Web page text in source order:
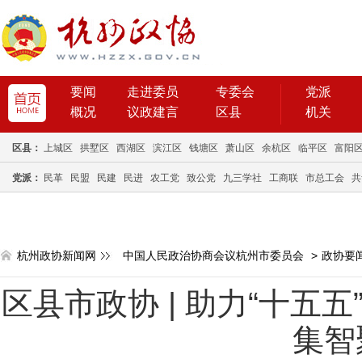
要闻 走进委员
专委会
概况
议政建言 区县
党派
机关
区县： 上城区 拱墅区 西湖区 滨江区 钱塘区 萧山区 余杭区 临平区 富阳
党派： 民革 民盟 民建 民进 农工党 致公党 九三学社 工商联 市总工会
杭州政协新闻网 中国人民政治协商会议杭州市委员会 > 政协要
区县市政协 | 助力“十五
集